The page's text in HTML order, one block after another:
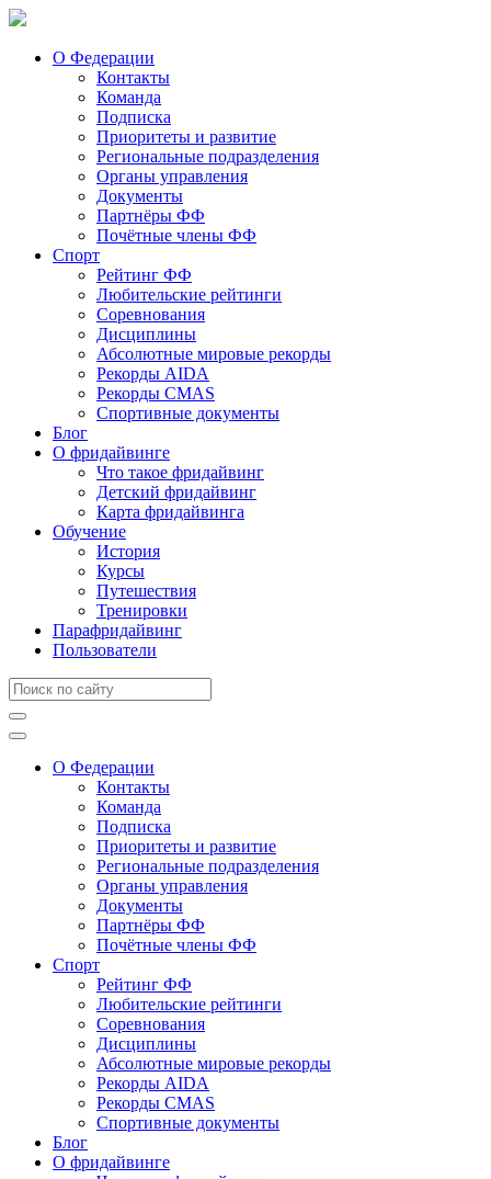
О Федерации
Контакты
Команда
Подписка
Приоритеты и развитие
Региональные подразделения
Органы управления
Документы
Партнёры ФФ
Почётные члены ФФ
Спорт
Рейтинг ФФ
Любительские рейтинги
Соревнования
Дисциплины
Абсолютные мировые рекорды
Рекорды AIDA
Рекорды CMAS
Спортивные документы
Блог
О фридайвинге
Что такое фридайвинг
Детский фридайвинг
Карта фридайвинга
Обучение
История
Курсы
Путешествия
Тренировки
Парафридайвинг
Пользователи
О Федерации
Контакты
Команда
Подписка
Приоритеты и развитие
Региональные подразделения
Органы управления
Документы
Партнёры ФФ
Почётные члены ФФ
Спорт
Рейтинг ФФ
Любительские рейтинги
Соревнования
Дисциплины
Абсолютные мировые рекорды
Рекорды AIDA
Рекорды CMAS
Спортивные документы
Блог
О фридайвинге